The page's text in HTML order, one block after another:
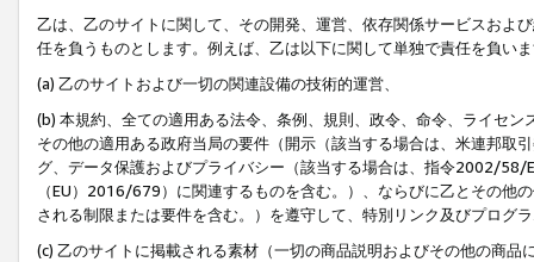
乙は、乙のサイトに関して、その開発、運営、依存関係サービスおよ
任を負うものとします。例えば、乙は以下に関して単独で責任を負い
(a) 乙のサイトおよび一切の関連設備の技術的運営、
(b) 本規約、全ての適用ある法令、条例、規則、政令、命令、ライセ
その他の適用ある政府当局の要件（開示（該当する場合は、米連邦取
グ、データ保護およびプライバシー（該当する場合は、指令2002/58/
（EU）2016/679）に関連するものを含む。）、ならびに乙とその他
される制限または要件を含む。）を遵守して、特別リンク及びプログ
(c) 乙のサイトに掲載される素材（一切の商品説明およびその他の商